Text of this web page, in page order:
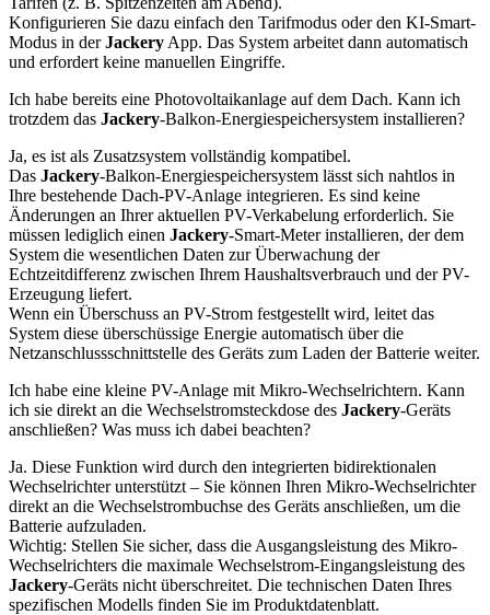
Konfigurieren Sie dazu einfach den Tarifmodus oder den KI-Smart-
Modus in derJackery App. Das System arbeitet dann automatisch
und erfordert keine manuellen Eingriffe.
Ich habe bereits eine Photovoltaikanlage auf dem Dach. Kann ich
trotzdem das Jackery-Balkon-Energiespeichersystem installieren?
Ja, es ist als Zusatzsystem vollständig kompatibel.
Das Jackery-Balkon-Energiespeichersystem lässt sich nahtlos in
Ihre bestehende Dach-PV-Anlage integrieren. Es sind keine
Änderungen an Ihrer aktuellen PV-Verkabelung erforderlich. Sie
müssen lediglich einen Jackery-Smart-Meter installieren, der dem
System die wesentlichen Daten zur Überwachung der
Echtzeitdifferenz zwischen Ihrem Haushaltsverbrauch und der PV-
Erzeugung liefert.
Wenn ein Überschuss an PV-Strom festgestellt wird, leitet das
System diese überschüssige Energie automatisch über die
Netzanschlussschnittstelle des Geräts zum Laden der Batterie weiter.
Ich habe eine kleine PV-Anlage mit Mikro-Wechselrichtern. Kann
ich sie direkt an die Wechselstromsteckdose des Jackery-Geräts
anschließen? Was muss ich dabei beachten?
Ja. Diese Funktion wird durch den integrierten bidirektionalen
Wechselrichter unterstützt – Sie können Ihren Mikro-Wechselrichter
direkt an die Wechselstrombuchse des Geräts anschließen, um die
Batterie aufzuladen.
Wichtig: Stellen Sie sicher, dass die Ausgangsleistung des Mikro-
Wechselrichters die maximale Wechselstrom-Eingangsleistung des
Jackery-Geräts nicht überschreitet. Die technischen Daten Ihres
spezifischen Modells finden Sie im Produktdatenblatt.